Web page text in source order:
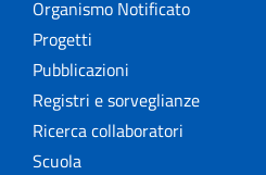
Organismo Notificato
Progetti
Pubblicazioni
Registri e sorveglianze
Ricerca collaboratori
Scuola